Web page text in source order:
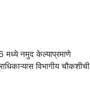
मध्ये नमुद केल्याप्रमाणे
विभागीय चौकशीची